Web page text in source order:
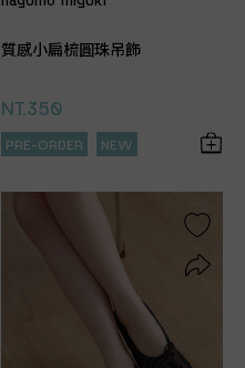
質感小扁梳圓珠吊飾
NT.350
PRE-ORDER NEW